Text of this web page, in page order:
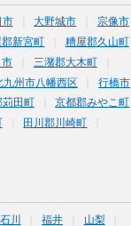
市 大野城市
宗像市
郡新宮町
糟屋郡久山町
市
三潴郡大木町
九州市八幡西区
行橋市
田町
京都郡みやこ町
田川郡川崎町
石川 福井
山梨